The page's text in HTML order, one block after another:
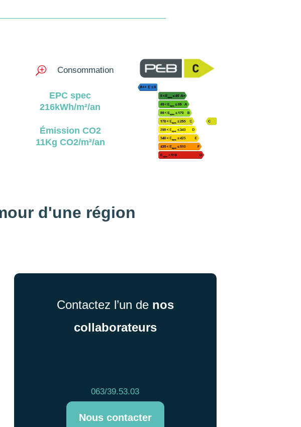
T Consommation
EPC spec
216kWh/m²/an
Émission CO2
11Kg CO2/m²/an
d'une région
Contactez l’un de nos
collaborateurs
063/39.53.03
Nous contacter